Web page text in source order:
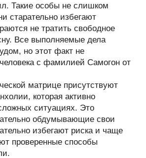
Такие особы не слишком
старательно избегают
не тратить свободное
Все выполняемые дела
но этот факт не
с фамилией Самогон от
матрице присутствуют
которая активно
ситуациях. Это
обдумывающие свои
избегают риска и чаще
проверенные способы